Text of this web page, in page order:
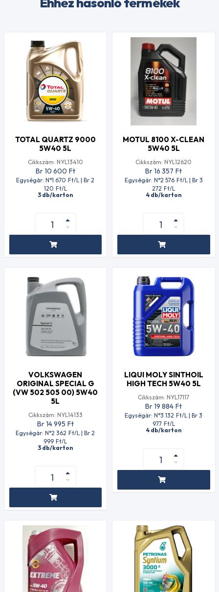
TOTAL QUARTZ 9000
5W40 5L
Cikkszám: NYL13410
Br 10 600 Ft
Egységár: N°1 670 Ft/L | Br 2
120 Ft/L
3 db/karton
MOTUL 8100 X-CLEAN
5W40 5L
Cikkszám: NYL12620
Br 16 357 Ft
Egységár: N°2 576 Ft/L | Br 3
272 Ft/L
4 db/karton
VOLKSWAGEN
ORIGINAL SPECIAL G
(VW 502 505 00) 5W40
5L
Cikkszám: NYL14133
Br 14 995 Ft
Egységár: N°2 362 Ft/L | Br 2
999 Ft/L
3 db/karton
LIQUI MOLY SINTHOIL
HIGH TECH 5W40 5L
Cikkszám: NYL17117
Br 19 884 Ft
Egységár: N°3 132 Ft/L | Br 3
977 Ft/L
4 db/karton